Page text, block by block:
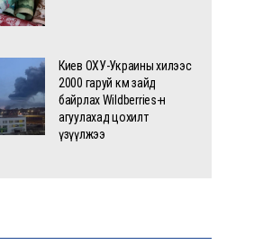
Киев ОХУ-Украины хилээс
2000 гаруй км зайд
байрлах Wildberries-н
агуулахад цохилт
үзүүлжээ